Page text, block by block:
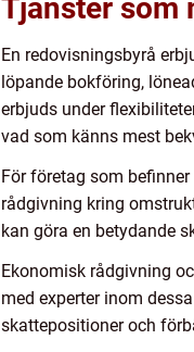
Tjänster som
En redovisningsbyrå
löpande bokföring,
erbjuds under
vad som känns mest
För företag som
rådgivning kring
kan göra en betydande
Ekonomisk rådgivning
med experter inom
skattepositioner och